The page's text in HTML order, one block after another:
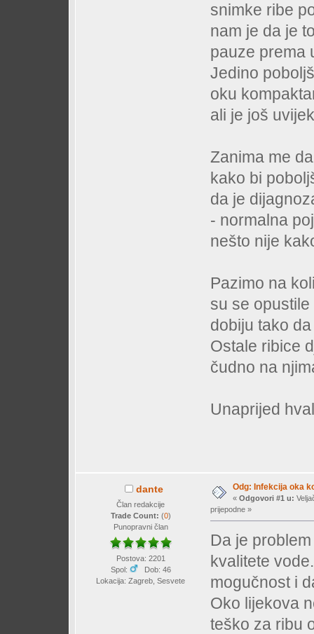
snimke ribe
nam je da je
pauze prema
Jedino
oku
ali je još
Zanima me
kako bi
da je
- normalna
nešto nije
Pazimo na
su se
dobiju tako
Ostale ribice
čudno na
Unaprijed
dante
Član redakcije
Trade Count: (0)
Punopravni član
Postova: 2201
Spol:
Dob: 46
Lokacija: Zagreb, Sesvete
Odg: Infekcija oka
« Odgovori #1 u:
prijepodne »
Da je
kvalitete
mogučnost i
Oko lijekova
teško za ribu